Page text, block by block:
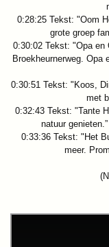
0:28:25 Tekst: "Oom
grote groep
0:30:02 Tekst: "Opa en
Broekheurnerweg. Opa
0:30:51 Tekst: "Koos,
met
0:32:43 Tekst: "Tante
natuur
0:33:36 Tekst: "Het
meer.